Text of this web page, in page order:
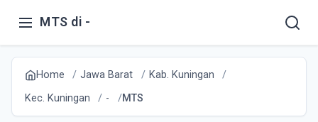
MTS di -
Home Jawa Barat
Kab. Kuningan
Kec. Kuningan
- MTS